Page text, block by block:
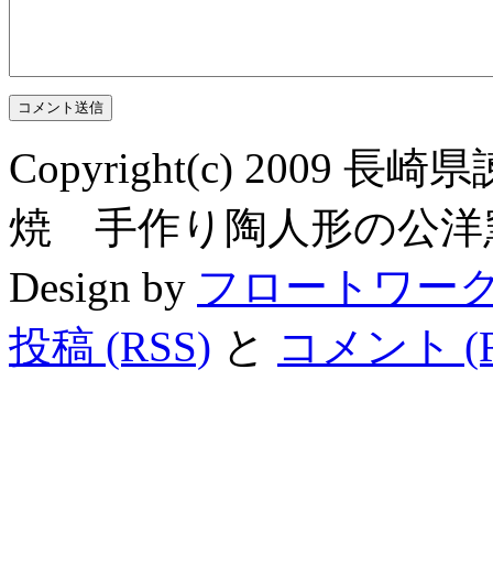
Copyright(c) 2009 長崎
焼 手作り陶人形の公洋
Design by フロートワー
投稿 (RSS) と コメント